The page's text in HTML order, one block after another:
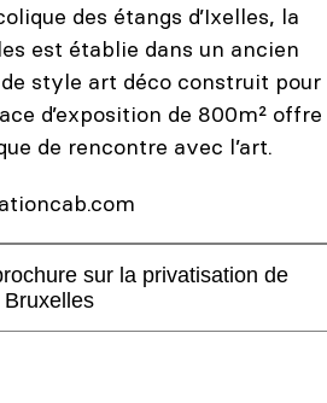
des étangs d’Ixelles, la
est établie dans un ancien
style art déco construit pour
d’exposition de 800m² offre
de rencontre avec l’art.
sur la privatisation de
Bruxelles